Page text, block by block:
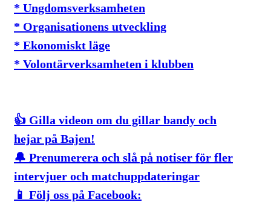
* Ungdomsverksamheten
* Organisationens utveckling
* Ekonomiskt läge
* Volontärverksamheten i klubben
👍 Gilla videon om du gillar bandy och
hejar på Bajen!
🔔 Prenumerera och slå på notiser för fler
intervjuer och matchuppdateringar
📱 Följ oss på Facebook: